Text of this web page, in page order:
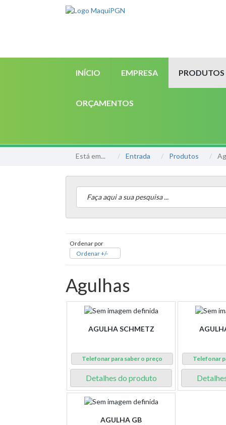
INÍCIO EMPRESA PRODUTOS
ORÇAMENTOS
Está em... Entrada Produtos
Ordenar por
Ordenar +/-
Agulhas
AGULHA SCHMETZ
Telefonar para saber o preço
Detalhes do produto
Telefonar
AGULHA GB